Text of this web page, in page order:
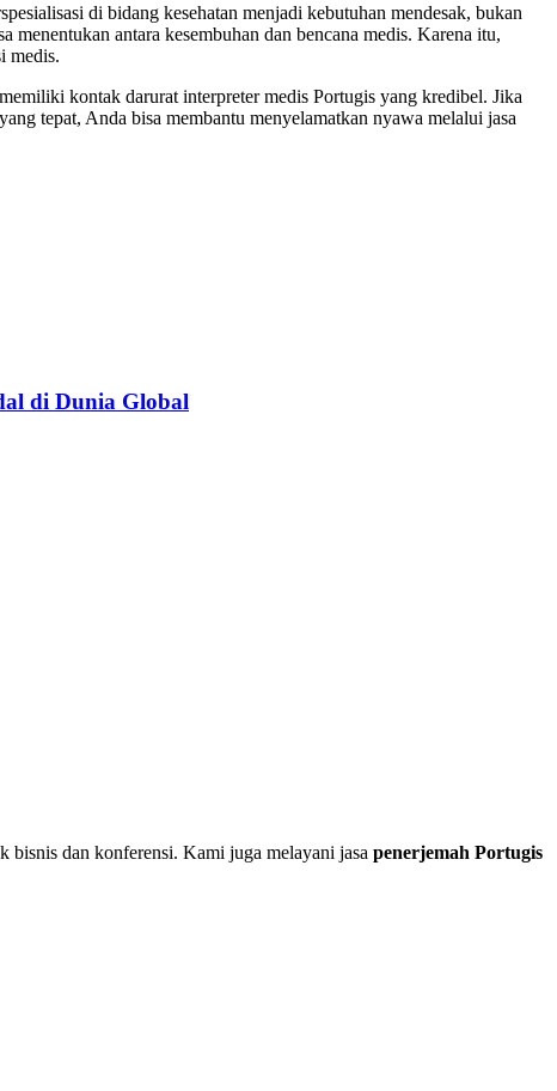
di bidang kesehatan menjadi kebutuhan mendesak, bukan
antara kesembuhan dan bencana medis. Karena itu,
medis.
kontak darurat interpreter medis Portugis yang kredibel. Jika
tepat, Anda bisa membantu menyelamatkan nyawa melalui jasa
di Dunia Global
bisnis dan konferensi. Kami juga melayani jasa penerjemah Portugis